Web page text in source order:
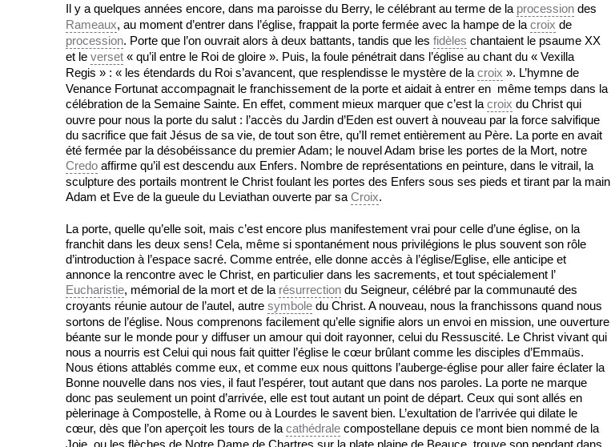
Il y a quelques années encore, dans ma paroisse du Berry, le célébrant au terme de la procession des
Rameaux, au moment d’entrer dans l’église, frappait la porte fermée avec la hampe de la croix de
procession. Porte que l’on ouvrait alors à deux battants, tandis que les fidèles chantaient le psaume XX
et le verset « qu’il entre le Roi de gloire ». Puis, la foule pénétrait dans l’église au chant du « Vexilla
Regis » : « les étendards du Roi s’avancent, que resplendisse le mystère de la croix ». L’hymne de
Venance Fortunat accompagnait le franchissement de la porte et aidait à entrer en même temps dans la
célébration de la Semaine Sainte. En effet, comment mieux marquer que c’est la croix du Christ qui
ouvre pour nous la porte du salut : l’accès du Jardin d’Eden est ouvert à nouveau par la force salvifique
du sacrifice que fait Jésus de sa vie, de tout son être, qu’Il remet entièrement au Père. La porte en avait
été fermée par la désobéissance du premier Adam; le nouvel Adam brise les portes de la Mort, notre
Credo affirme qu’il est descendu aux Enfers. Nombre de représentations en peinture, dans le vitrail, la
sculpture des portails montrent le Christ foulant les portes des Enfers sous ses pieds et tirant par la main
Adam et Eve de la gueule du Leviathan ouverte par sa Croix.
La porte, quelle qu’elle soit, mais c’est encore plus manifestement vrai pour celle d’une église, on la
franchit dans les deux sens! Cela, même si spontanément nous privilégions le plus souvent son rôle
d’introduction à l’espace sacré. Comme entrée, elle donne accès à l’église/Eglise, elle anticipe et
annonce la rencontre avec le Christ, en particulier dans les sacrements, et tout spécialement l’
Eucharistie, mémorial de la mort et de la résurrection du Seigneur, célébré par la communauté des
croyants réunie autour de l’autel, autre symbole du Christ. A nouveau, nous la franchissons quand nous
sortons de l’église. Nous comprenons facilement qu’elle signifie alors un envoi en mission, une ouverture
béante sur le monde pour y diffuser un amour qui doit rayonner, celui du Ressuscité. Le Christ vivant qui
nous a nourris est Celui qui nous fait quitter l’église le cœur brûlant comme les disciples d’Emmaüs.
Nous étions attablés comme eux, et comme eux nous quittons l’auberge-église pour aller faire éclater la
Bonne nouvelle dans nos vies, il faut l’espérer, tout autant que dans nos paroles. La porte ne marque
donc pas seulement un point d’arrivée, elle est tout autant un point de départ. Ceux qui sont allés en
pèlerinage à Compostelle, à Rome ou à Lourdes le savent bien. L’exultation de l’arrivée qui dilate le
cœur, dès que l’on aperçoit les tours de la cathédrale compostellane depuis ce mont bien nommé de la
Joie, ou les flèches de Notre Dame de Chartres sur la plate plaine de Beauce, trouve son pendant dans